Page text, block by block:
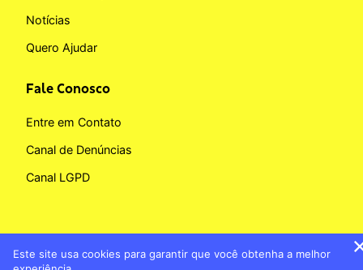
Notícias
Quero Ajudar
Fale Conosco
Entre em Contato
Canal de Denúncias
Canal LGPD
Este site usa cookies para garantir que você obtenha a melhor